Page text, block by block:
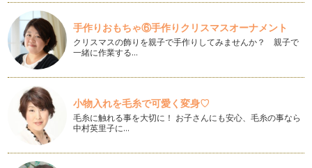
沖縄旅行で格安でレンタカーを借りる方法
沖縄旅行につきもののレンタカー。空港からは大型リゾートホ
テルへのリムジンバスもあるし、那覇…
沖縄料理に飽きたらグルメバーガーに挑戦
子どもも大好き、ハンバーガー。 沖縄は米軍基地があること
もあってか、ハンバーガー専…
胸キュンのやちむんを探す旅に出よう
沖縄土産の定番は、ちんすこうとか、紅いもタルトあたりです
が、おしゃれな友だちへのお土産でお…
手作りおもちゃ⑥手作りクリスマスオーナメント
クリスマスの飾りを親子で手作りしてみませんか？ 親子で
一緒に作業する…
小物入れを毛糸で可愛く変身♡
毛糸に触れる事を大切に！ お子さんにも安心、毛糸の事なら
中村英里子に…